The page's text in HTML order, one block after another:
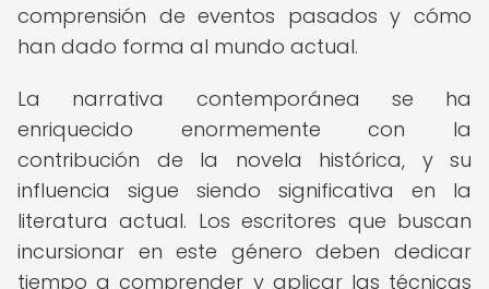
comprensión de eventos pasados y cómo
han dado forma al mundo actual.
La narrativa contemporánea se ha
enriquecido enormemente con la
contribución de la novela histórica, y su
influencia sigue siendo significativa en la
literatura actual. Los escritores que buscan
incursionar en este género deben dedicar
tiempo a comprender y aplicar las técnicas